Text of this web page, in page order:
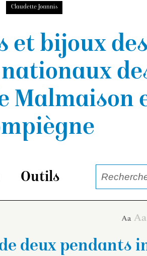
Claudette Joannis
et bijoux des
nationaux
Malmaison
Outils
deux pendants